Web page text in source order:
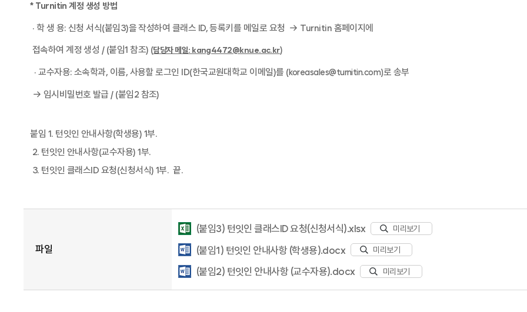
* Turnitin계정 생성 방법
· 학 생 용: 신청 서식(붙임3)을 작성하여 클래스 ID,등록키를 메일로 요청 → Turnitin 홈페이지에
접속하여 계정 생성 / (붙임1참조) (담당자 메일: kang4472@knue.ac.kr)
·교수자용: 소속학과, 이름, 사용할 로그인 ID(한국교원대학교 이메일)를 (koreasales@turnitin.com)로 송부
→ 임시비밀번호 발급 / (붙임2 참조)
붙임 1. 턴잇인 안내사항(학생용) 1부.
2. 턴잇인 안내사항(교수자용) 1부.
3. 턴잇인 클래스ID 요청(신청서식) 1부.끝.
파일
(붙임3) 턴잇인 클래스ID 요청(신청서식).xlsx 미리보기
(붙임1) 턴잇인 안내사항 (학생용).docx 미리보기
(붙임2) 턴잇인 안내사항 (교수자용).docx 미리보기